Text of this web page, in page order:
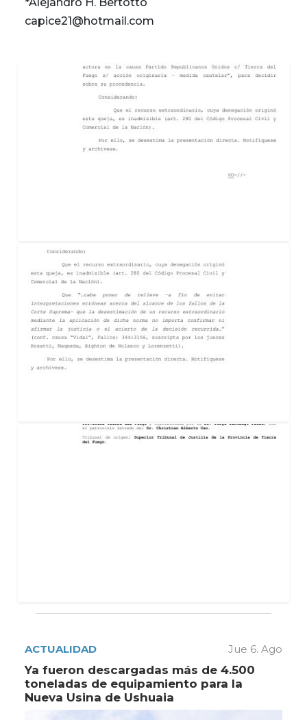
capice21@hotmail.com
ACTUALIDAD Jue 6. Ago
Ya fueron descargadas más de 4.500
toneladas de equipamiento para la
Nueva Usina de Ushuaia